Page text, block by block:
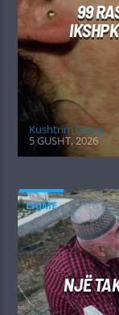
99
Kushtrim Guraj
5 GUSHT, 2026
LAJME
NJË